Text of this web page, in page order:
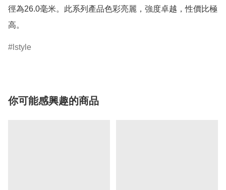
徑為26.0毫米。此系列產品色彩亮麗，強度卓越，性價比極
高。
lstyle
你可能感興趣的商品